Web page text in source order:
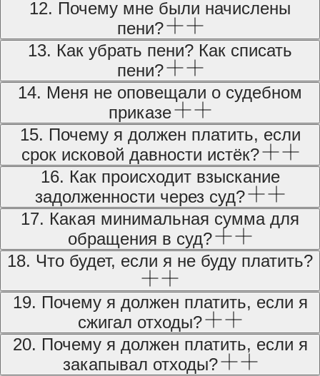
12. Почему мне были начислены
пени?
13. Как убрать пени? Как списать
пени?
14. Меня не оповещали о судебном
приказе
15. Почему я должен платить, если
срок исковой давности истёк?
16. Как происходит взыскание
задолженности через суд?
17. Какая минимальная сумма для
обращения в суд?
18. Что будет, если я не буду платить?
19. Почему я должен платить, если я
сжигал отходы?
20. Почему я должен платить, если я
закапывал отходы?